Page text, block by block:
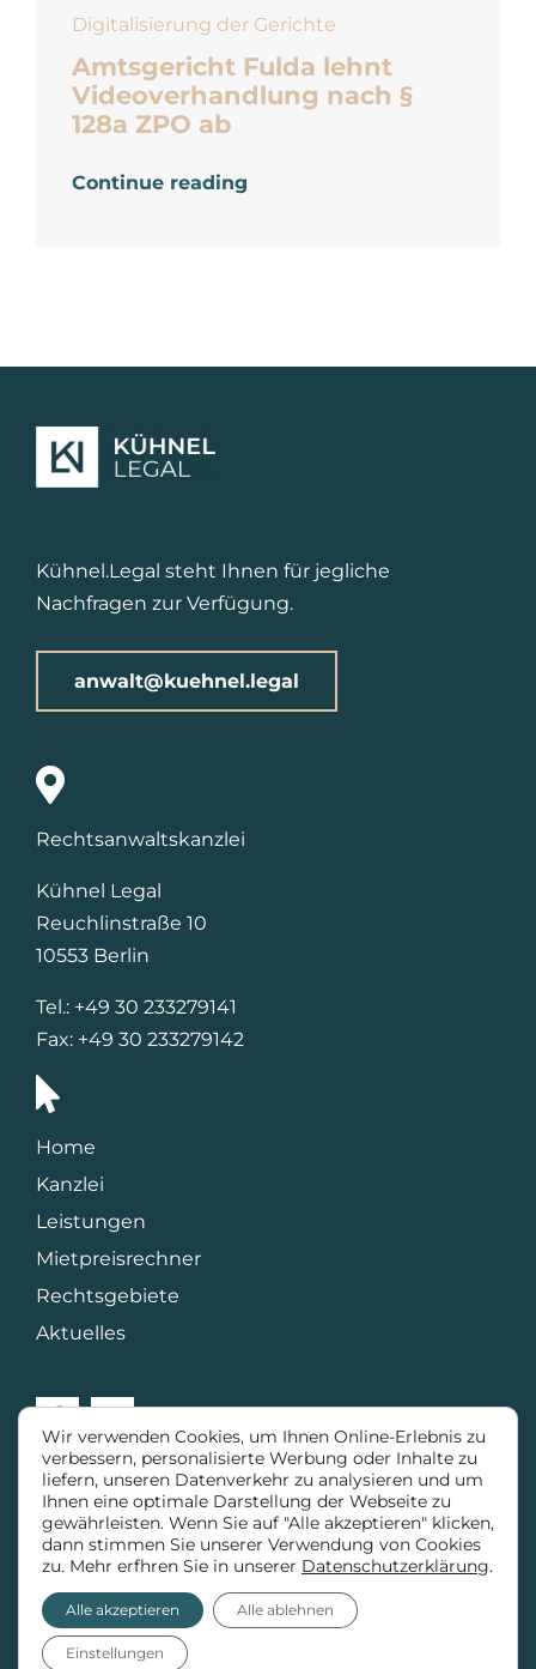
Digitalisierung der Gerichte
Amtsgericht Fulda lehnt
Videoverhandlung nach §
128a ZPO ab
Continue reading
Kühnel.Legal steht Ihnen für jegliche
Nachfragen zur Verfügung.
anwalt@kuehnel.legal
Rechtsanwaltskanzlei
Kühnel Legal
Reuchlinstraße 10
10553 Berlin
Tel.: +49 30 233279141
Fax: +49 30 233279142
Home
Kanzlei
Leistungen
Mietpreisrechner
Rechtsgebiete
Aktuelles
Termin vereinbaren
© 2024 • Kühnel.Legal
Impressum|Datenschutz
Wir verwenden Cookies, um Ihnen Online-Erlebnis zu
verbessern, personalisierte Werbung oder Inhalte zu
liefern, unseren Datenverkehr zu analysieren und um
Ihnen eine optimale Darstellung der Webseite zu
gewährleisten. Wenn Sie auf "Alle akzeptieren" klicken,
dann stimmen Sie unserer Verwendung von Cookies
zu. Mehr erfhren Sie in unserer Datenschutzerklärung.
Alle akzeptieren Alle ablehnen
Einstellungen